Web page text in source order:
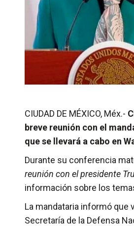
CIUDAD DE MÉXICO, Méx.-
breve reunión con el
que se llevará a cabo en
Durante su conferencia
reunión con el presidente
información sobre los
La mandataria informó que
Secretaría de la Defensa